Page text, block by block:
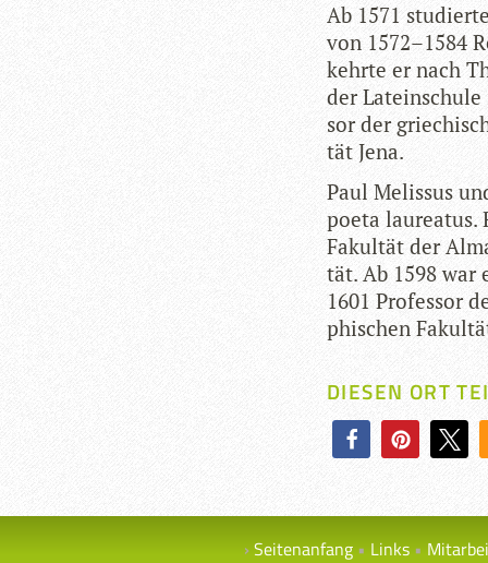
Ab 1571
von 1572–1584
kehrte er nach
der
sor der
tät Jena.
Paul Melis­sus
poeta lau­rea­tus.
Fakul­tät der
tät. Ab 1598 war
1601 Pro­fes­sor
phi­schen
DIESEN ORT
Seitenanfang Links